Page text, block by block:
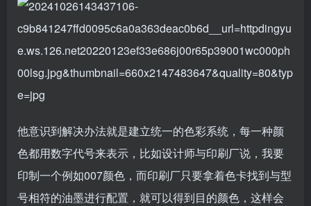
他意识到解决办法就是建立统一的色彩系统，每一种颜
色都用数字代号来表示，比如设计师与印刷厂说，我要
印制一个例如007颜色，而印刷厂只要拿着色卡找到与型
号相符的油墨进行配置，就可以得到目的颜色，这样会